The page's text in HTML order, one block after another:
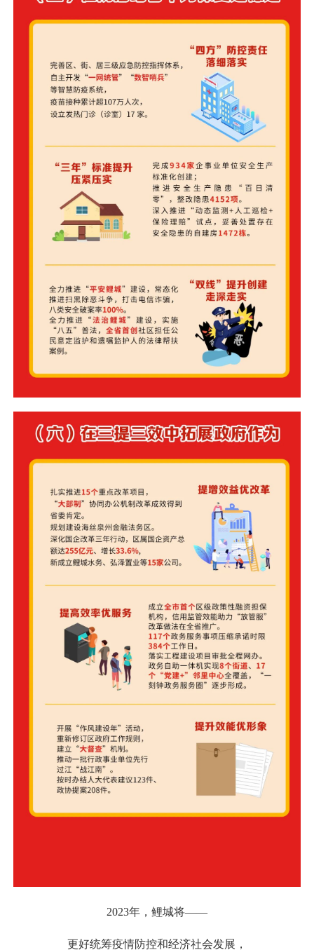
2023年，鲤城将——
更好统筹疫情防控和经济社会发展，